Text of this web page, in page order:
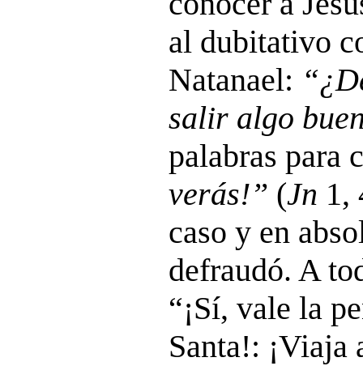
al dubitativo
Natanael:
salir algo
palabras para
verás!” (Jn 1,
caso y en
defraudó. A
“¡Sí, vale la
Santa!: